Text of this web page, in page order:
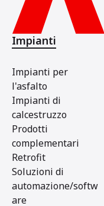
Impianti
Impianti per
l'asfalto
Impianti di
calcestruzzo
Prodotti
complementari
Retrofit
Soluzioni di
automazione/softw
are